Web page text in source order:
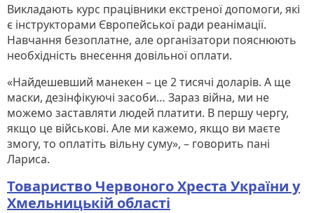
Викладають курс працівники екстреної допомоги, які
є інструкторами Європейської ради реанімації.
Навчання безоплатне, але організатори пояснюють
необхідність внесення довільної оплати.
«Найдешевший манекен – це 2 тисячі доларів. А ще
маски, дезінфікуючі засоби… Зараз війна, ми не
можемо заставляти людей платити. В першу чергу,
якщо це військові. Але ми кажемо, якщо ви маєте
змогу, то оплатіть вільну суму», – говорить пані
Лариса.
Товариство Червоного Хреста України у
Хмельницькій області